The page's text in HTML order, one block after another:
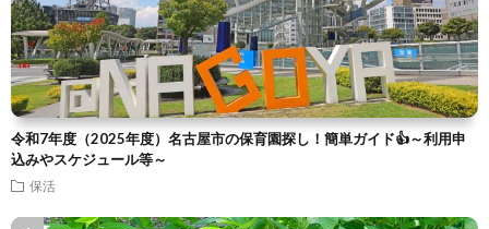
令和7年度（2025年度）名古屋市の保育園探し！簡単ガイド👍～利用申
込みやスケジュール等～
保活